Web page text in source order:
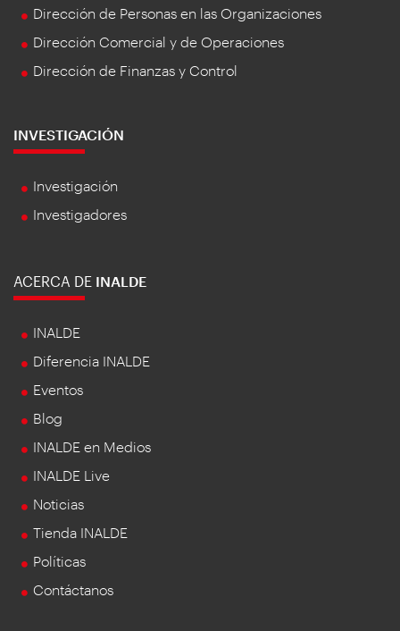
Dirección de Personas en las Organizaciones
Dirección Comercial y de Operaciones
Dirección de Finanzas y Control
INVESTIGACIÓN
Investigación
Investigadores
ACERCA DE INALDE
INALDE
Diferencia INALDE
Eventos
Blog
INALDE en Medios
INALDE Live
Noticias
Tienda INALDE
Políticas
Contáctanos